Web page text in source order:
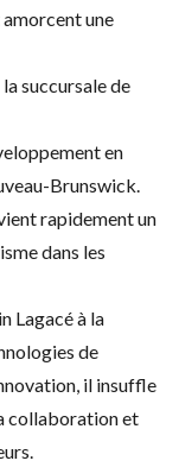
une
succursale de
en
Brunswick.
rapidement un
dans les
Lagacé à la
de
il insuffle
collaboration et